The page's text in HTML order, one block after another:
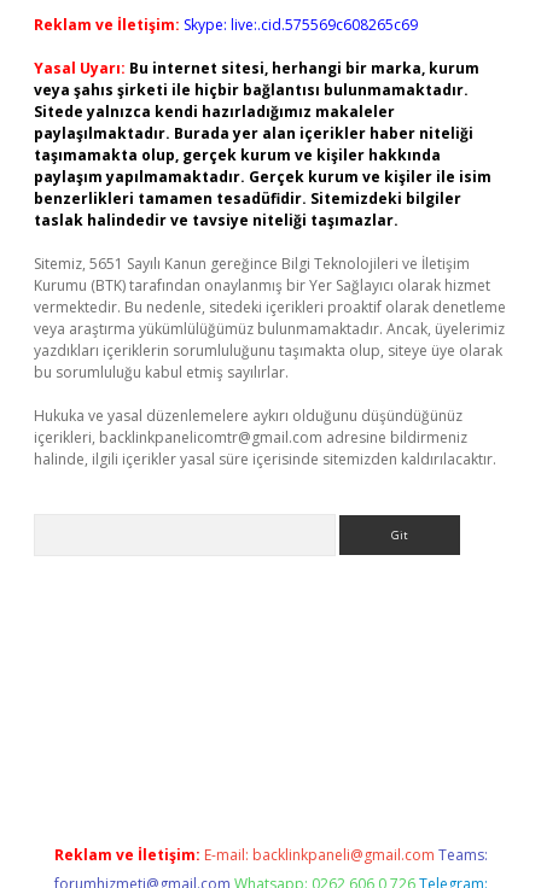
Reklam ve İletişim: Skype: live:.cid.575569c608265c69
Yasal Uyarı: Bu internet sitesi, herhangi bir marka, kurum
veya şahıs şirketi ile hiçbir bağlantısı bulunmamaktadır.
Sitede yalnızca kendi hazırladığımız makaleler
paylaşılmaktadır. Burada yer alan içerikler haber niteliği
taşımamakta olup, gerçek kurum ve kişiler hakkında
paylaşım yapılmamaktadır. Gerçek kurum ve kişiler ile isim
benzerlikleri tamamen tesadüfidir. Sitemizdeki bilgiler
taslak halindedir ve tavsiye niteliği taşımazlar.
Sitemiz, 5651 Sayılı Kanun gereğince Bilgi Teknolojileri ve İletişim
Kurumu (BTK) tarafından onaylanmış bir Yer Sağlayıcı olarak hizmet
vermektedir. Bu nedenle, sitedeki içerikleri proaktif olarak denetleme
veya araştırma yükümlülüğümüz bulunmamaktadır. Ancak, üyelerimiz
yazdıkları içeriklerin sorumluluğunu taşımakta olup, siteye üye olarak
bu sorumluluğu kabul etmiş sayılırlar.
Hukuka ve yasal düzenlemelere aykırı olduğunu düşündüğünüz
içerikleri, backlinkpanelicomtr@gmail.com adresine bildirmeniz
halinde, ilgili içerikler yasal süre içerisinde sitemizden kaldırılacaktır.
Reklam ve İletişim: E-mail: backlinkpaneli@gmail.com Teams:
forumhizmeti@gmail.com Whatsapp: 0262 606 0 726 Telegram: